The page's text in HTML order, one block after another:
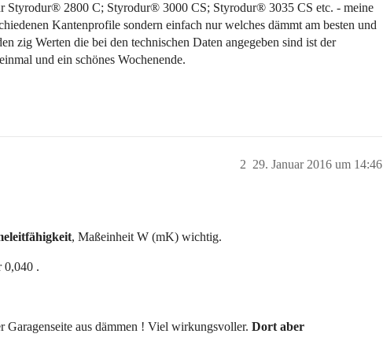
Styrodur® 2800 C; Styrodur® 3000 CS; Styrodur® 3035 CS etc. - meine
Kantenprofile sondern einfach nur welches dämmt am besten und
zig Werten die bei den technischen Daten angegeben sind ist der
und ein schönes Wochenende.
29. Januar 2016 um 14:46
2
, Maßeinheit W (mK) wichtig.
0,040 .
Garagenseite aus dämmen ! Viel wirkungsvoller. Dort aber